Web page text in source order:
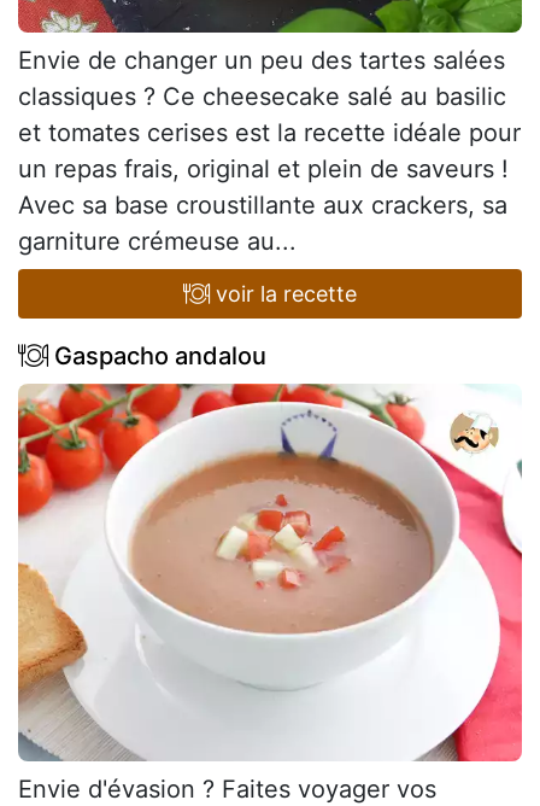
Envie de changer un peu des tartes salées
classiques ? Ce cheesecake salé au basilic
et tomates cerises est la recette idéale pour
un repas frais, original et plein de saveurs !
Avec sa base croustillante aux crackers, sa
garniture crémeuse au...
voir la recette
Gaspacho andalou
Envie d'évasion ? Faites voyager vos